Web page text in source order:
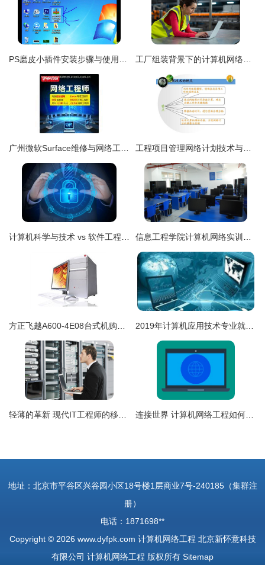
地址：北京市平谷区兴谷园小区18号楼1层商业7号-240185（集群注
册）
电话：1871698**
Copyright © 2026 www.dyfpk.com 计算机网络工程 北京新怀意科技
有限公司 计算机网络工程 版权所有 Sitemap